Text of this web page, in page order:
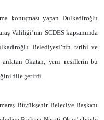
konuşması yapan Dulkadiroğlu
Valiliği’nin SODES kapsamında
Belediyesi’nin tarihi ve
anlatan Okatan, yeni nesillerin bu
dile getirdi.
Büyükşehir Belediye Başkanı